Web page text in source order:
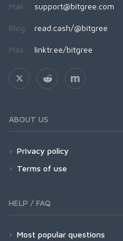
Mail: support@bitgree.com
Blog: read.cash/@bitgree
Más: linktr.ee/bitgree
ABOUT US
Privacy policy
Terms of use
HELP / FAQ
Most popular questions